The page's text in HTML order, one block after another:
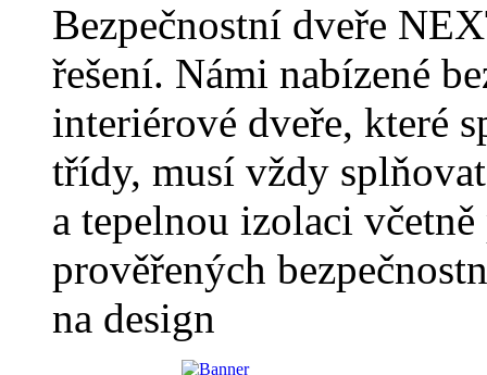
Bezpečnostní dveře
řešení. Námi nabízené
interiérové dveře, které
třídy, musí vždy
a tepelnou izolaci
prověřených
na design